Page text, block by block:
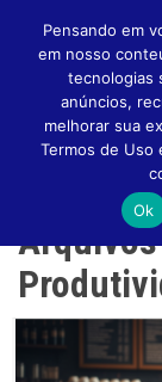
Pensando em
em nosso
tecnologias
anúncios,
melhorar sua
Termos de Uso
Ok